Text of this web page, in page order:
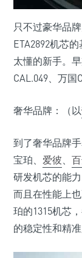
只不过豪华品
ETA2892机芯
太懂的新手。
CAL.049、万国
奢华品牌：（以
到了奢华品牌
宝珀、 爱彼
研发机芯的能
而且在性能上
珀的1315机芯
的稳定性和精准